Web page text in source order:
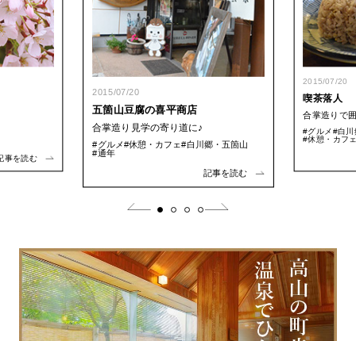
事を読む
2015/07/20
五箇山豆腐の喜平商店
合掌造り見学の寄り道に♪
#グルメ#休憩・カフェ#白川郷・五箇山
#通年
記事を読む
2015/07/20
喫茶落人
合掌造りで
#グルメ #白川
#休憩・カフ